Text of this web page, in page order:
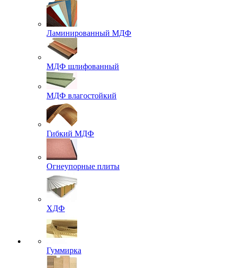
Ламинированный МДФ
МДФ шлифованный
МДФ влагостойкий
Гибкий МДФ
Огнеупорные плиты
ХДФ
Гуммирка